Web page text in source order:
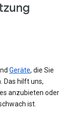
Geräte, die Sie
Das hilft uns,
anzubieten oder
ist.